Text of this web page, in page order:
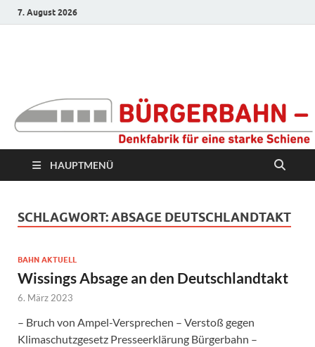
7. August 2026
Denkfabrik für eine
starke Schiene
HAUPTMENÜ
SCHLAGWORT:ABSAGE DEUTSCHLANDTAKT
BAHN AKTUELL
Wissings Absage an den Deutschlandtakt
6. März 2023
– Bruch von Ampel-Versprechen – Verstoß gegen
Klimaschutzgesetz Presseerklärung Bürgerbahn –